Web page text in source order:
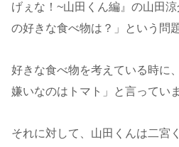
げぇな！~山田くん編』の山田
の好きな食べ物は？」という問
好きな食べ物を考えている時に
嫌いなのはトマト」と言ってい
それに対して、山田くんは二宮